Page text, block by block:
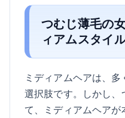
つむじ薄毛の
ィアムスタイ
ミディアムヘアは、
選択肢です。しかし
て、ミディアムヘア